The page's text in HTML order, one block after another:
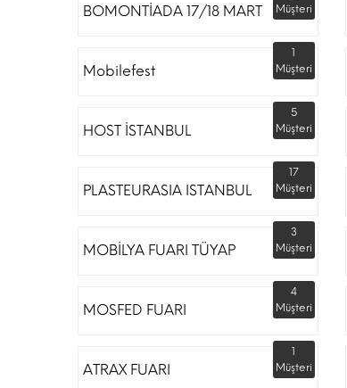
BOMONTİADA 17/18 MART
Müşteri
Mobilefest
1
Müşteri
HOST İSTANBUL
5
Müşteri
PLASTEURASIA ISTANBUL
17
Müşteri
MOBİLYA FUARI TÜYAP
3
Müşteri
MOSFED FUARI
4
Müşteri
ATRAX FUARI
1
Müşteri